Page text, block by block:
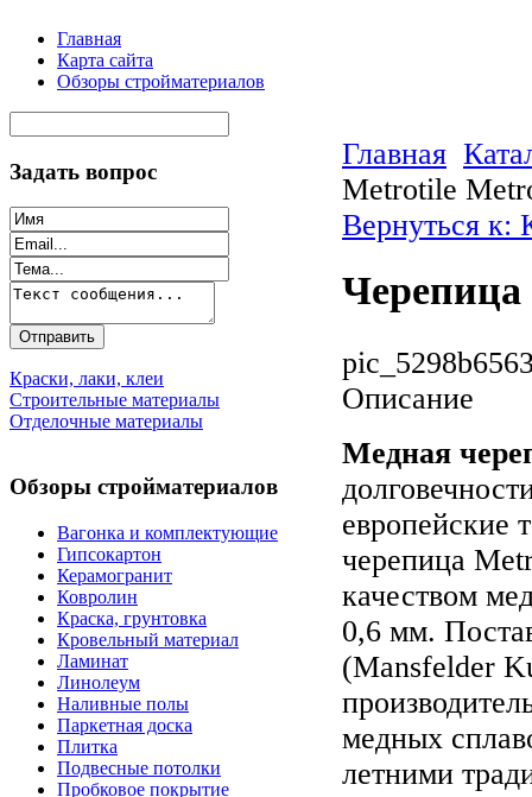
Главная
Карта сайта
Обзоры стройматериалов
Задать вопрос
Краски, лаки, клеи
Строительные материалы
Отделочные материалы
Обзоры стройматериалов
Вагонка и комплектующие
Гипсокартон
Керамогранит
Ковролин
Краска, грунтовка
Кровельный материал
Ламинат
Линолеум
Наливные полы
Паркетная доска
Плитка
Подвесные потолки
Пробковое покрытие
Главная
Metrotile
Вернуться к:
Описание
Медная
европейские
черепица
качеством
0,6 мм.
(Mansfelder
медных
летними